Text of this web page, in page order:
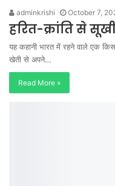
adminkrishi October 7,
हरित-क्रांति से
यह कहानी भारत में रहने वाले एक
खेती से अपने…
Read More »